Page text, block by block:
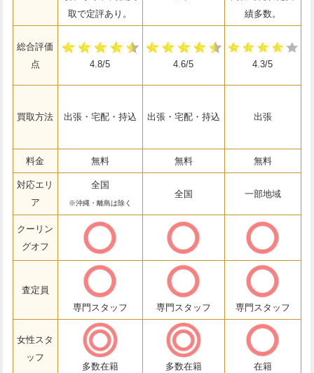
取で定評あり。
績多数。
総合評価
点
4.8/5 4.6/5 4.3/5
買取方法 出張・宅配・持込 出張・宅配・持込 出張
料金 無料 無料 無料
対応エリ
ア
全国
※沖縄・離島は除く
全国 一部地域
クーリン
グオフ
査定員
専門スタッフ
専門スタッフ 専門スタッフ
女性スタ
ッフ
多数在籍
多数在籍 在籍